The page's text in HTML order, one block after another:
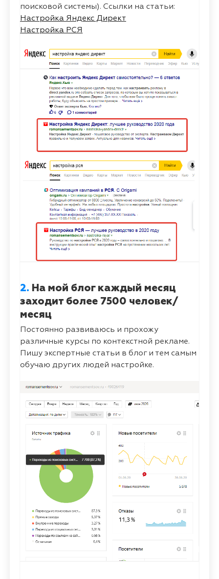
поисковой системы). Ссылки на статьи:
Настройка Яндекс Директ
Настройка РСЯ
2. На мой блог каждый месяц
заходит более 7500 человек/
месяц
Постоянно развиваюсь и прохожу
различные курсы по контекстной рекламе.
Пишу экспертные статьи в блог и тем самым
обучаю других людей настройке.